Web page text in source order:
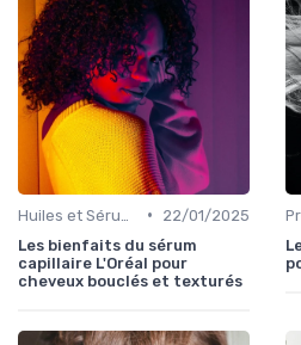
•
22/01/2025
Les bienfaits du sérum
capillaire L'Oréal pour
cheveux bouclés et texturés